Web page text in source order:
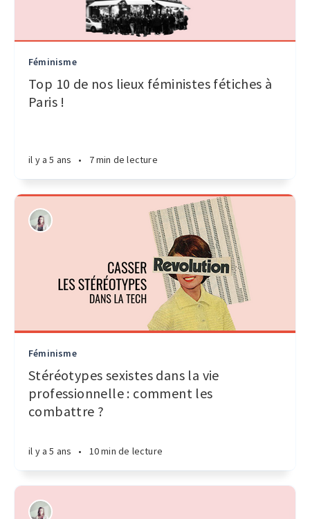
Féminisme
Top 10 de nos lieux féministes fétiches à
Paris !
il y a 5 ans • 7 min de lecture
Féminisme
Stéréotypes sexistes dans la vie
professionnelle : comment les
combattre ?
il y a 5 ans • 10 min de lecture